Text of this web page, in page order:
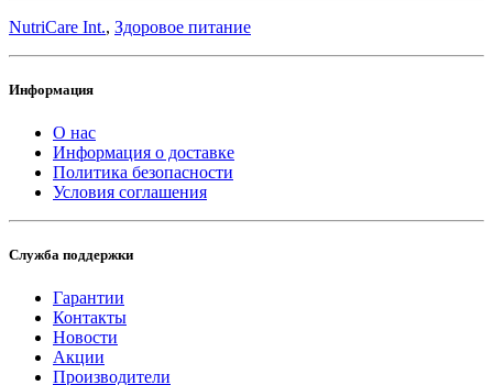
NutriCare Int., Здоровое питание
Информация
О нас
Информация о доставке
Политика безопасности
Условия соглашения
Служба поддержки
Гарантии
Контакты
Новости
Акции
Производители